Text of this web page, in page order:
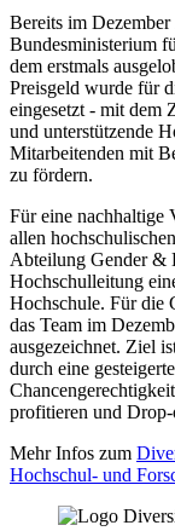
Bereits im
Bundesministerium
dem erstmals
Preisgeld wurde für
eingesetzt - mit dem
und unterstützende
Mitarbeitenden mit
zu fördern.
Für eine nachhaltige
allen
Abteilung Gender &
Hochschulleitung
Hochschule. Für die
das Team im
ausgezeichnet. Ziel
durch eine
profitieren und Drop-
Mehr Infos zum
Hochschul- und